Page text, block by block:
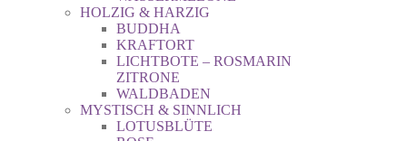
HOLZIG & HARZIG
BUDDHA
KRAFTORT
LICHTBOTE – ROSMARIN
ZITRONE
WALDBADEN
MYSTISCH & SINNLICH
LOTUSBLÜTE